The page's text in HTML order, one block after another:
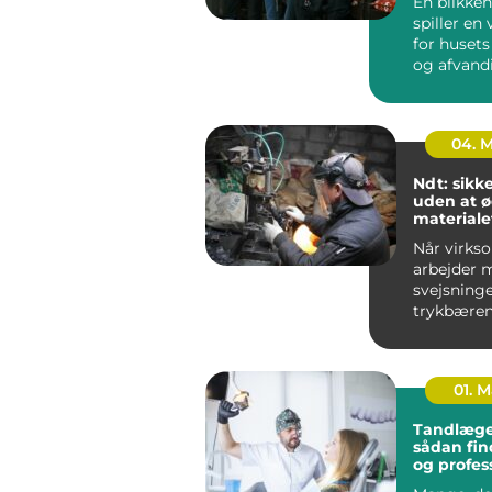
spiller en
for
og
04.
Ndt:
uden at
Når
arbejder
fe...
01.
sådan
og